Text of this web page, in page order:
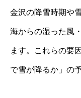
金沢の降雪時期や
海からの湿った風
ます。これらの要
で雪が降るか」の